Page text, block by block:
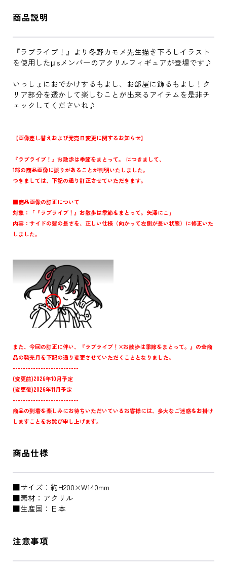
商品説明
『ラブライブ！』より冬野カモメ先生描き下ろしイラスト
を使用したμ'sメンバーのアクリルフィギュアが登場です♪
いっしょにおでかけするもよし、お部屋に飾るもよし！ク
リア部分を透かして楽しむことが出来るアイテムを是非チ
ェックしてくださいね♪
【画像差し替えおよび発売日変更に関するお知らせ】
『ラブライブ！』お散歩は季節をまとって。 につきまして、
1部の商品画像に誤りがあることが判明いたしました。
つきましては、下記の通り訂正させていただきます。
■商品画像の訂正について
対象：「『ラブライブ！』お散歩は季節をまとって。矢澤にこ」
内容：サイドの髪の長さを、正しい仕様（向かって左側が長い状態）に修正いた
しました。
また、今回の訂正に伴い、『ラブライブ！×お散歩は季節をまとって。』の全商
品の発売月を下記の通り変更させていただくこととなりました。
--------------------------
(変更前)2026年10月予定
(変更後)2026年11月予定
--------------------------
商品の到着を楽しみにお待ちいただいているお客様には、多大なご迷惑をお掛け
しますことをお詫び申し上げます。
商品仕様
■サイズ：約H200×W140mm
■素材：アクリル
■生産国：日本
注意事項